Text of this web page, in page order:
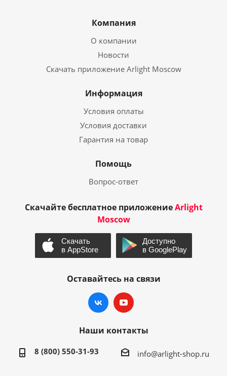
Компания
О компании
Новости
Скачать приложение Arlight Moscow
Информация
Условия оплаты
Условия доставки
Гарантия на товар
Помощь
Вопрос-ответ
Скачайте бесплатное приложениеArlight
Moscow
Оставайтесь на связи
Наши контакты
8 (800) 550-31-93 info@arlight-shop.ru